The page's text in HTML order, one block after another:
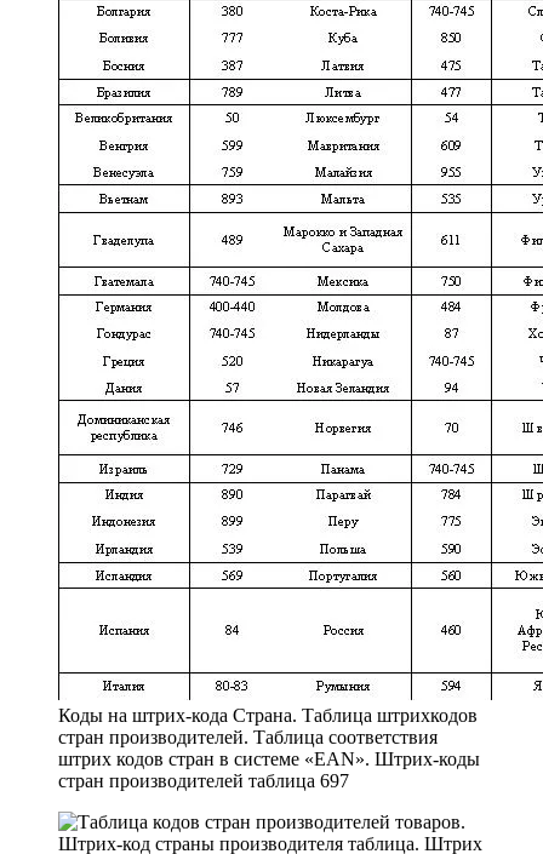
Коды на штрих-кода Страна. Таблица штрихкодов
стран производителей. Таблица соответствия
штрих кодов стран в системе «EAN». Штрих-коды
стран производителей таблица 697